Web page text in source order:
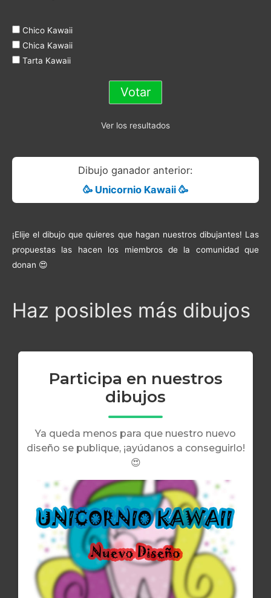
Chico Kawaii
Chica Kawaii
Tarta Kawaii
Ver los resultados
Dibujo ganador anterior:
🥳 Unicornio Kawaii 🥳
¡Elije el dibujo que quieres que hagan nuestros dibujantes! Las
propuestas las hacen los miembros de la comunidad que
donan 😍
Haz posibles más dibujos